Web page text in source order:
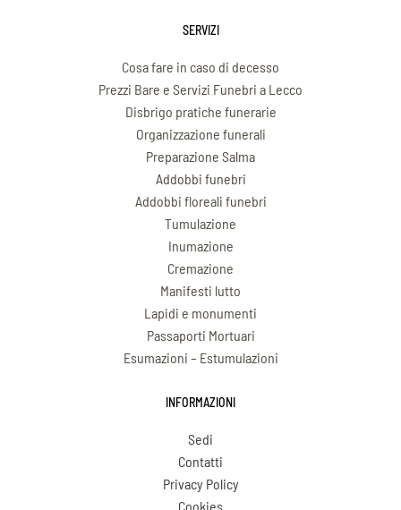
SERVIZI
Cosa fare in caso di decesso
Prezzi Bare e Servizi Funebri a Lecco
Disbrigo pratiche funerarie
Organizzazione funerali
Preparazione Salma
Addobbi funebri
Addobbi floreali funebri
Tumulazione
Inumazione
Cremazione
Manifesti lutto
Lapidi e monumenti
Passaporti Mortuari
Esumazioni – Estumulazioni
INFORMAZIONI
Sedi
Contatti
Privacy Policy
Cookies